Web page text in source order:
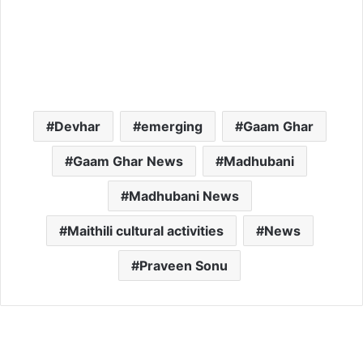
Devhar emerging Gaam Ghar
Gaam Ghar News Madhubani
Madhubani News
Maithili cultural activities News
Praveen Sonu